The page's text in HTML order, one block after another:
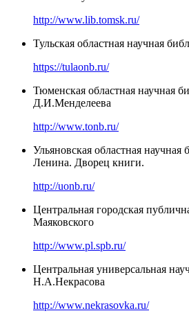
http://www.lib.tomsk.ru/
Тульская областная научная
https://tulaonb.ru/
Тюменская областная научная
Д.И.Менделеева
http://www.tonb.ru/
Ульяновская областная
Ленина. Дворец книги.
http://uonb.ru/
Центральная городская
Маяковского
http://www.pl.spb.ru/
Центральная универсальная
Н.А.Некрасова
http://www.nekrasovka.ru/